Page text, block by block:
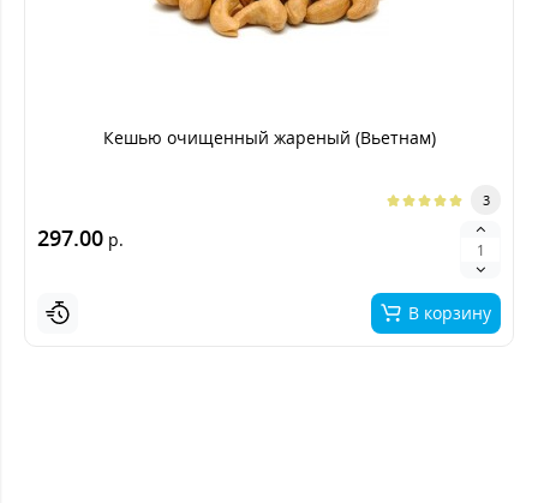
Кешью очищенный жареный (Вьетнам)
3
297.00 р.
В корзину